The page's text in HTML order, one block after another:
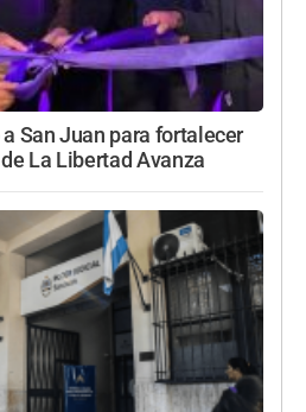
San Juan para fortalecer
La Libertad Avanza